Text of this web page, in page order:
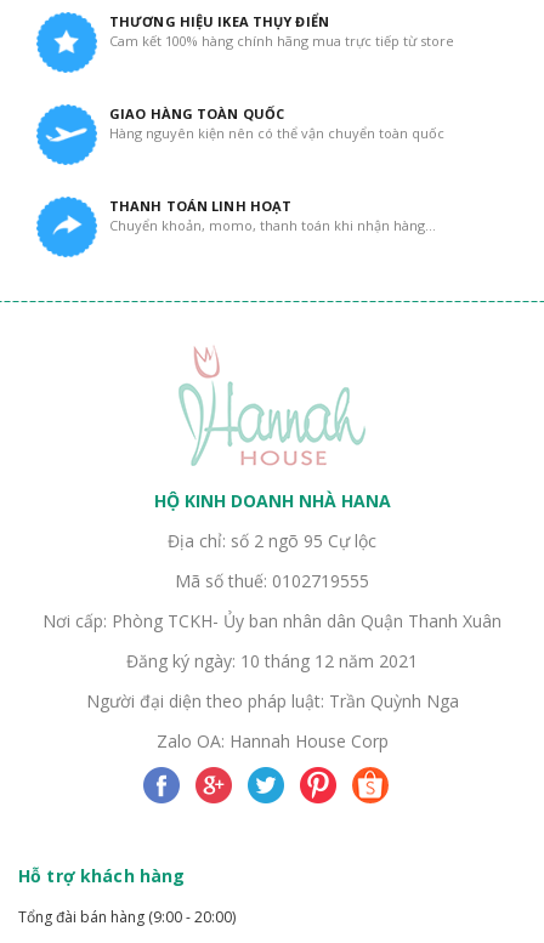
THƯƠNG HIỆU IKEA THỤY ĐIỂN
Cam kết 100% hàng chính hãng mua trực tiếp từ store
GIAO HÀNG TOÀN QUỐC
Hàng nguyên kiện nên có thể vận chuyển toàn quốc
THANH TOÁN LINH HOẠT
Chuyển khoản, momo, thanh toán khi nhận hàng...
HỘ KINH DOANH NHÀ HANA
Địa chỉ: số 2 ngõ 95 Cự lộc
Mã số thuế: 0102719555
Nơi cấp: Phòng TCKH- Ủy ban nhân dân Quận Thanh Xuân
Đăng ký ngày: 10 tháng 12 năm 2021
Người đại diện theo pháp luật: Trần Quỳnh Nga
Zalo OA: Hannah House Corp
Hỗ trợ khách hàng
Tổng đài bán hàng (9:00 - 20:00)